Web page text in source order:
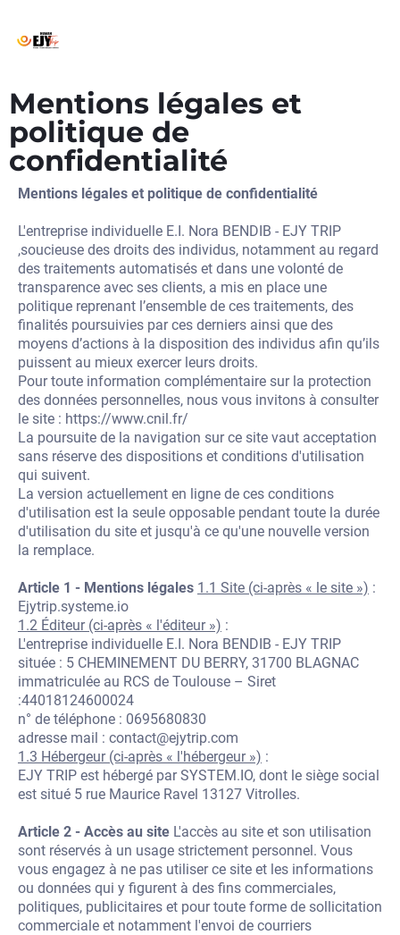
Mentions légales et
politique de
confidentialité
Mentions légales et politique de confidentialité
L'entreprise individuelle E.I. Nora BENDIB - EJY TRIP
,soucieuse des droits des individus, notamment au regard
des traitements automatisés et dans une volonté de
transparence avec ses clients, a mis en place une
politique reprenant l’ensemble de ces traitements, des
finalités poursuivies par ces derniers ainsi que des
moyens d’actions à la disposition des individus afin qu’ils
puissent au mieux exercer leurs droits.
Pour toute information complémentaire sur la protection
des données personnelles, nous vous invitons à consulter
le site : https://www.cnil.fr/
La poursuite de la navigation sur ce site vaut acceptation
sans réserve des dispositions et conditions d'utilisation
qui suivent.
La version actuellement en ligne de ces conditions
d'utilisation est la seule opposable pendant toute la durée
d'utilisation du site et jusqu'à ce qu'une nouvelle version
la remplace.
Article 1 - Mentions légales 1.1 Site (ci-après « le site ») :
Ejytrip.systeme.io
1.2 Éditeur (ci-après « l'éditeur ») :
L'entreprise individuelle E.I. Nora BENDIB - EJY TRIP
située : 5 CHEMINEMENT DU BERRY, 31700 BLAGNAC
immatriculée au RCS de Toulouse – Siret
:44018124600024
n° de téléphone : 0695680830
adresse mail : contact@ejytrip.com
1.3 Hébergeur (ci-après « l'hébergeur ») :
EJY TRIP est hébergé par SYSTEM.IO, dont le siège social
est situé 5 rue Maurice Ravel 13127 Vitrolles.
Article 2 - Accès au site L'accès au site et son utilisation
sont réservés à un usage strictement personnel. Vous
vous engagez à ne pas utiliser ce site et les informations
ou données qui y figurent à des fins commerciales,
politiques, publicitaires et pour toute forme de sollicitation
commerciale et notamment l'envoi de courriers